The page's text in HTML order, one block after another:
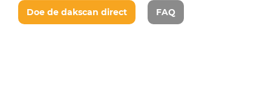
Doe de dakscan direct FAQ